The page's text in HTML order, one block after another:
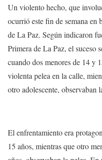
Un violento hecho, que
ocurrió este fin de semana
de La Paz. Según indicaron
Primera de La Paz, el suceso
cuando dos menores de 14 y
violenta pelea en la calle,
otro adolescente, observaban
El enfrentamiento era
15 años, mientras que otro